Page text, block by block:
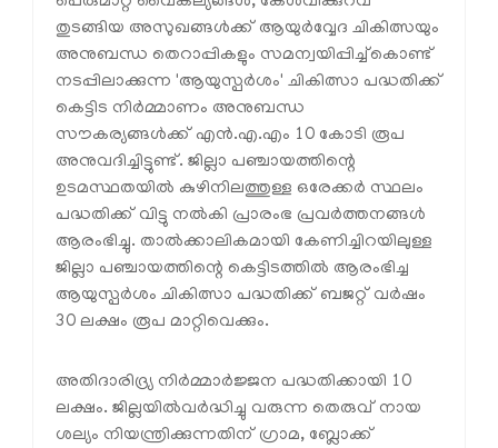
തുടങ്ങിയ അസുഖങ്ങള്‍ക്ക് ആയുര്‍വ്വേദ ചികിത്സയും
അനുബന്ധ തെറാപ്പികളും സമന്വയിപ്പിച്ച്‌കൊണ്ട്
നടപ്പിലാക്കുന്ന 'ആയുസ്പര്‍ശം' ചികിത്സാ പദ്ധതിക്ക്
കെട്ടിട നിര്‍മ്മാണം അനുബന്ധ
സൗകര്യങ്ങള്‍ക്ക് എന്‍.എ.എം 10 കോടി രൂപ
അനുവദിച്ചിട്ടുണ്ട്. ജില്ലാ പഞ്ചായത്തിന്റെ
ഉടമസ്ഥതയില്‍ കുഴിനിലത്തുള്ള ഒരേക്കര്‍ സ്ഥലം
പദ്ധതിക്ക് വിട്ടു നല്‍കി പ്രാരംഭ പ്രവര്‍ത്തനങ്ങള്‍
ആരംഭിച്ചു. താല്‍ക്കാലികമായി കേണിച്ചിറയിലുള്ള
ജില്ലാ പഞ്ചായത്തിന്റെ കെട്ടിടത്തില്‍ ആരംഭിച്ച
ആയുസ്പര്‍ശം ചികിത്സാ പദ്ധതിക്ക് ബജറ്റ് വര്‍ഷം
30 ലക്ഷം രൂപ മാറ്റിവെക്കും.
അതിദാരിദ്ര്യ നിര്‍മ്മാര്‍ജ്ജന പദ്ധതിക്കായി 10
ലക്ഷം. ജില്ലയില്‍വര്‍ദ്ധിച്ചു വരുന്ന തെരുവ് നായ
ശല്യം നിയന്ത്രിക്കുന്നതിന് ഗ്രാമ, ബ്ലോക്ക്